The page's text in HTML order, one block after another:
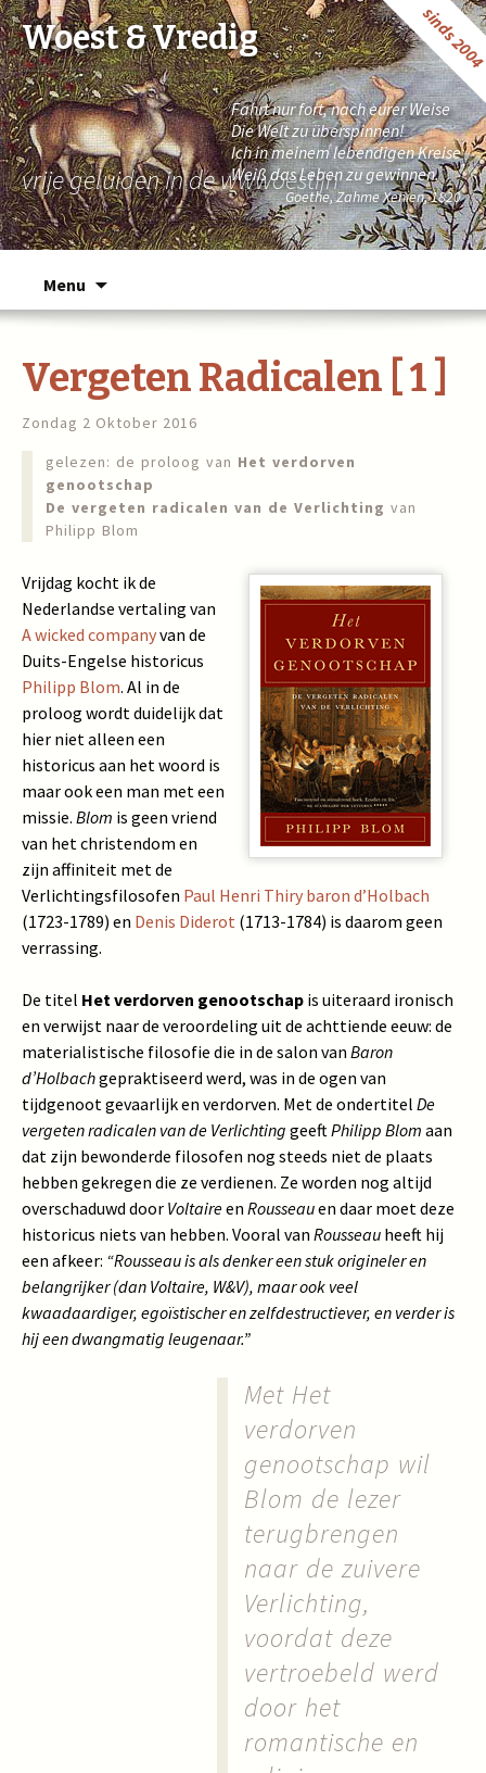
sinds
Fahrt nur fort, nach eurer Weise
Die Welt zu überspinnen!
Ich in meinem lebendigen Kreise
Weiß das Leben zu gewinnen.
Goethe, Zahme Xenien, 1820
Woest & Vredig
vrije geluiden in de wwwoestijn
Menu
Vergeten Radicalen [ 1 ]
Zondag 2 Oktober 2016
gelezen: de proloog van Het verdorven
genootschap
De vergeten radicalen van de Verlichting van
Philipp Blom
Vrijdag kocht ik de
Nederlandse vertaling van
A wicked companyvan de
Duits-Engelse historicus
Philipp Blom. Al in de
proloog wordt duidelijk dat
hier niet alleen een
historicus aan het woord is
maar ook een man met een
missie. Blom is geen vriend
van het christendom en
zijn affiniteit met de
Verlichtingsfilosofen Paul Henri Thiry baron d’Holbach
(1723-1789) en Denis Diderot (1713-1784) is daarom geen
verrassing.
De titel Het verdorven genootschap is uiteraard ironisch
en verwijst naar de veroordeling uit de achttiende eeuw: de
materialistische filosofie die in de salon van Baron
d’Holbachgepraktiseerd werd, was in de ogen van
tijdgenoot gevaarlijk en verdorven. Met de ondertitel De
vergeten radicalen van de Verlichting geeftPhilipp Blom aan
dat zijn bewonderde filosofen nog steeds niet de plaats
hebben gekregen die ze verdienen. Ze worden nog altijd
overschaduwd door Voltaireen Rousseauen daar moet deze
historicus niets van hebben. Vooral van Rousseau heeft hij
een afkeer: “Rousseau is als denker een stuk origineler en
belangrijker (dan Voltaire, W&V), maar ook veel
kwaadaardiger, egoïstischer en zelfdestructiever, en verder is
hij een dwangmatig leugenaar.”
Met Het
verdorven
genootschap wil
Blom de lezer
terugbrengen
naar de zuivere
Verlichting,
voordat deze
vertroebeld werd
door het
romantische en